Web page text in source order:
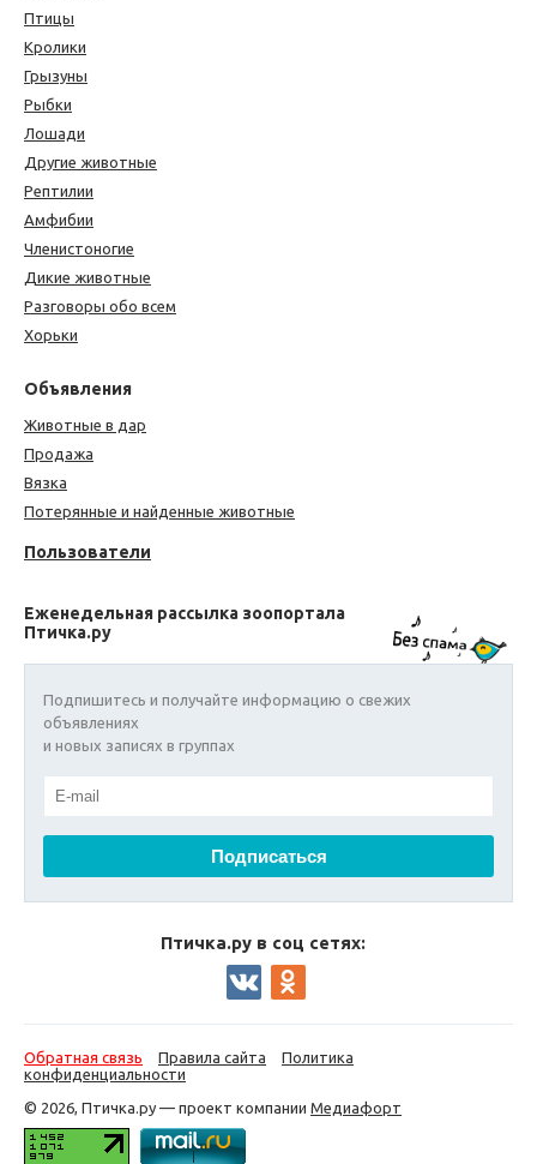
Птицы
Кролики
Грызуны
Рыбки
Лошади
Другие животные
Рептилии
Амфибии
Членистоногие
Дикие животные
Разговоры обо всем
Хорьки
Объявления
Животные в дар
Продажа
Вязка
Потерянные и найденные животные
Пользователи
Еженедельная рассылка зоопортала
Птичка.ру
Подпишитесь и получайте информацию о свежих
объявлениях
и новых записях в группах
Птичка.ру в соц сетях:
Обратная связь Правила сайта
Политика
конфиденциальности
© 2026, Птичка.ру — проект компании Медиафорт